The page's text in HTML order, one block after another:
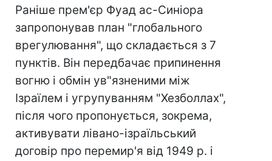
Раніше прем'єр Фуад ас-Cиніора
запропонував план "глобального
врегулювання", що складається з 7
пунктів. Він передбачає припинення
вогню і обмін ув"язненими між
Ізраїлем і угрупуванням "Хезболлах",
після чого пропонується, зокрема,
активувати лівано-ізраїльський
договір про перемир'я від 1949 р. і